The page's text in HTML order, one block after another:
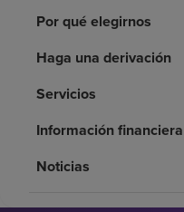
Pacientes y cuidadores
Recursos de salud
Buscar un centro
Por qué elegirnos
Haga una derivación
Servicios
Información financiera
Noticias